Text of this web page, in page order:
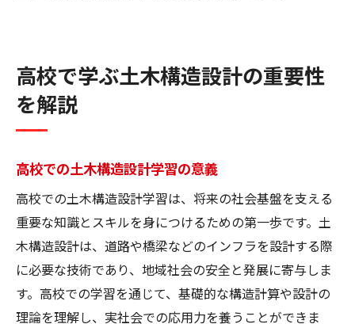
高校で学ぶ土木構造設計の重要性
を解説
高校での土木構造設計学習の意義
高校での土木構造設計学習は、将来の社会基盤を支える
重要な知識とスキルを身につけるための第一歩です。土
木構造設計は、道路や橋梁などのインフラを設計する際
に必要な技術であり、地域社会の安全と発展に寄与しま
す。高校での学習を通じて、基礎的な構造計算や設計の
理論を理解し、実社会での応用力を養うことができま